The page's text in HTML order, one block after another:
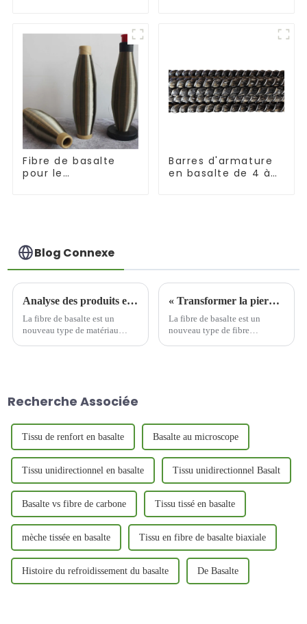
Fibre de basalte
pour le
Barres d'armature
en basalte de 4 à
Blog Connexe
Analyse des produits en fibres de basalte dans de nombreux domaines d'application innovants
La fibre de basalte est un
nouveau type de matériau
magnésium, d'oxyde de fer et
« Transformer la pierre en or » : excellentes propriétés et applications de la fibre de basalte
La fibre de basalte est un
nouveau type de fibre
l'environnement et d'autres...
Recherche Associée
Tissu de renfort en basalte Basalte au microscope
Tissu unidirectionnel en basalte Tissu unidirectionnel Basalt
Basalte vs fibre de carbone Tissu tissé en basalte
mèche tissée en basalte Tissu en fibre de basalte biaxiale
Histoire du refroidissement du basalte De Basalte